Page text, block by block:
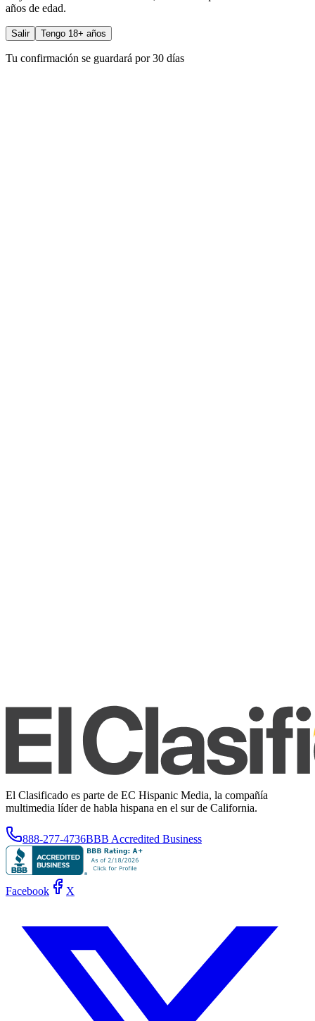
años de edad.
Salir Tengo 18+ años
Tu confirmación se guardará por 30 días
El Clasificado es parte de EC Hispanic Media, la compañía
multimedia líder de habla hispana en el sur de California.
888-277-4736BBB Accredited Business
Facebook X